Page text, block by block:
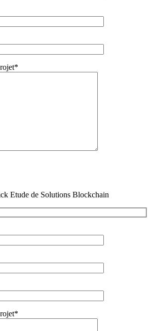
Etude de Solutions Blockchain